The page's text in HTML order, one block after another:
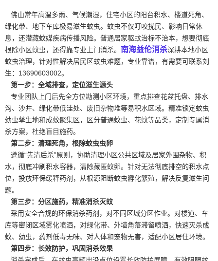
佛山常年高温多雨、气候潮湿，住宅小区的阳台积水、楼道死角、
绿化带、地下车库极易滋生蚊虫。蚊虫不仅叮咬扰民、影响日常休
息，还潜藏蚊媒疾病传播风险。普通居家驱蚊治标不治本，想要彻底
根除小区蚊虫，还得靠专业上门消杀。 南海益伦消杀深耕本地小区
蚊虫治理，针对性解决居民区蚊虫难题，专业靠谱，有需要可联系刘
生：13690603002。
第一步：全域排查，定位滋生源头
专业团队上门后先全方位勘测小区环境，重点排查花盆托盘、排水
沟、沙井、绿化带低洼处、废旧杂物堆等易积水区域。精准锁定蚊虫
幼虫孳生地和成蚊聚集区，区分普通蚊虫、花蚊等品类，定制专属消
杀方案，杜绝盲目施药。
第二步：清理死角，根除蚊虫虫卵
遵循“先清后杀”原则，协助清理小区公共区域及居家外围杂物、积
水，彻底冲刷积水容器，清除藏匿蚊卵。针对无法彻底排空的积水点
位，投放环保缓释药剂，从根源阻断蚊虫孵化繁殖，解决反复滋生问
题。
第三步：分区施药，精准消杀灭蚊
采用安全合规的环保消杀药剂，对不同区域分区作业。对楼道、车
库等密闭区域雾化喷洒，对绿化带、外墙角落滞留喷洒，快速灭杀成
蚊、幼虫，药剂低毒无味、对人体和宠物无害，适配小区居住环境。
第四步：长效防护，巩固消杀效果